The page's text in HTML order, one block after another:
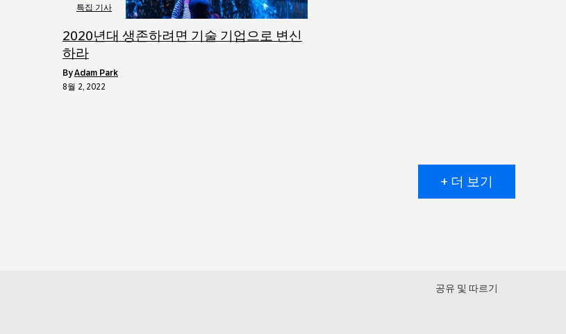
특집 기사
2020년대 생존하려면 기술 기업으로 변신
하라
byAdam Park
8월 2, 2022
+ 더 보기
공유 및 따르기